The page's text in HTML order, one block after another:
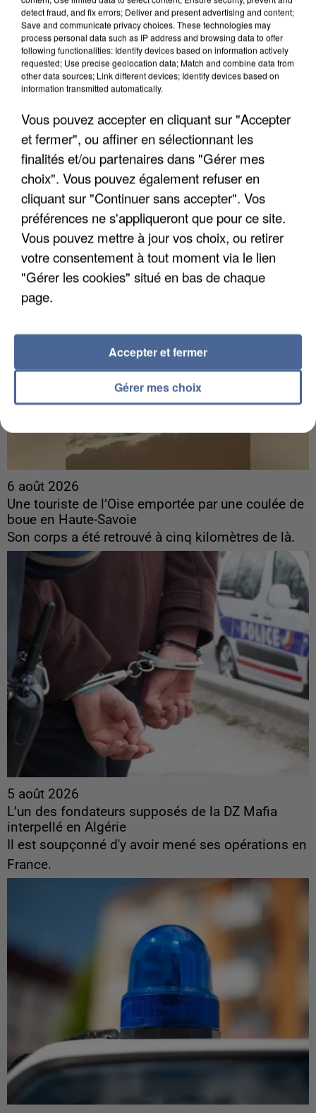
6 août 2026
Gabriel Attal et Raphaël Glucksmann visés par des
ingérences...
Sollicité, Sébastien Lecornu annonce un "travail
commun" avec les partis à la rentrée.
6 août 2026
Une touriste de l’Oise emportée par une coulée de
boue en Haute-Savoie
Son corps a été retrouvé à cinq kilomètres de là.
5 août 2026
L’un des fondateurs supposés de la DZ Mafia
interpellé en Algérie
Il est soupçonné d'y avoir mené ses opérations en
France.
detect fraud, and fix errors; Deliver and present advertising and content;
Save and communicate privacy choices. These technologies may
process personal data such as IP address and browsing data to offer
following functionalities: Identify devices based on information actively
requested; Use precise geolocation data; Match and combine data from
other data sources; Link different devices; Identify devices based on
information transmitted automatically.
Vous pouvez accepter en cliquant sur "Accepter
et fermer", ou affiner en sélectionnant les
finalités et/ou partenaires dans "Gérer mes
choix". Vous pouvez également refuser en
cliquant sur "Continuer sans accepter". Vos
préférences ne s'appliqueront que pour ce site.
Vous pouvez mettre à jour vos choix, ou retirer
votre consentement à tout moment via le lien
"Gérer les cookies" situé en bas de chaque
page.
Gérer mes choix
Accepter et fermer